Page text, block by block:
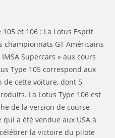
105 et 106 : La Lotus Esprit
championnats GT Américains
Supercars » aux cours
Type 105 correspond aux
cette voiture, dont 5
La Lotus Type 106 est
de la version de course
a été vendue aux USA à
la victoire du pilote